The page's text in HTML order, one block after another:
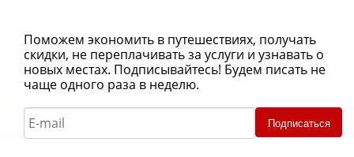
Поможем экономить в путешествиях, получать
скидки, не переплачивать за услуги и узнавать о
новых местах. Подписывайтесь! Будем писать не
чаще одного раза в неделю.
Подписаться